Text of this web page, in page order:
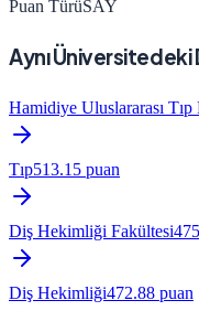
Puan TürüSAY
Aynı Üniversitedeki
Hamidiye Uluslararası Tıp
Tıp513.15 puan
Diş Hekimliği Fakültesi
Diş Hekimliği472.88 puan